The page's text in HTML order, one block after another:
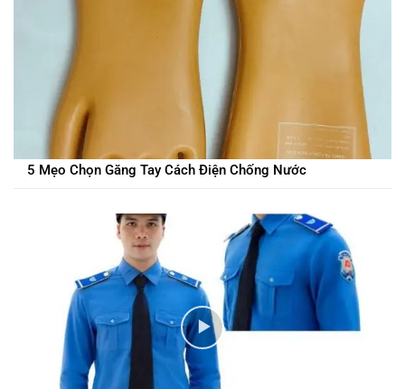
5 Mẹo Chọn Găng Tay Cách Điện Chống Nước